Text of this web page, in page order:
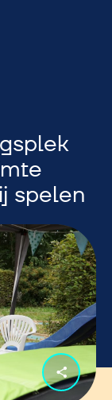
spelen